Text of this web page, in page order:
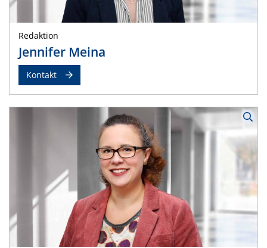
Redaktion
Jennifer Meina
Kontakt